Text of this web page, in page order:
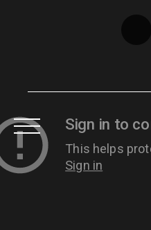
Accueil Acheter